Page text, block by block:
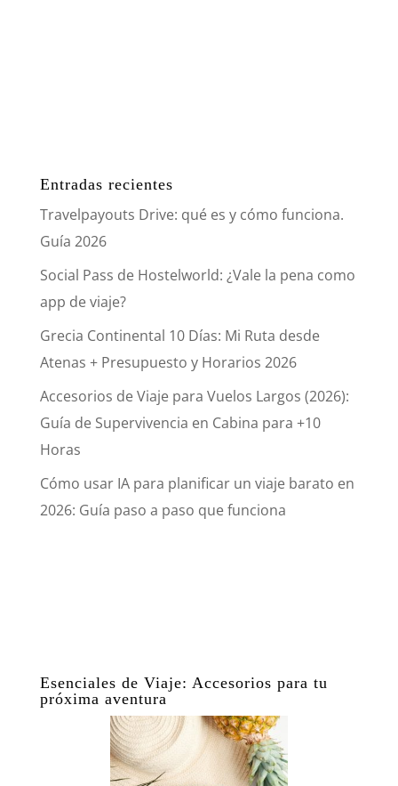
Entradas recientes
Travelpayouts Drive: qué es y cómo funciona.
Guía 2026
Social Pass de Hostelworld: ¿Vale la pena como
app de viaje?
Grecia Continental 10 Días: Mi Ruta desde
Atenas + Presupuesto y Horarios 2026
Accesorios de Viaje para Vuelos Largos (2026):
Guía de Supervivencia en Cabina para +10
Horas
Cómo usar IA para planificar un viaje barato en
2026: Guía paso a paso que funciona
Esenciales de Viaje: Accesorios para tu
próxima aventura